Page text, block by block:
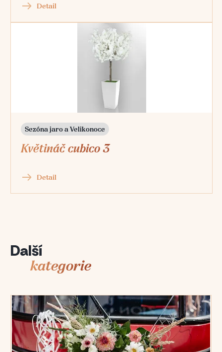
Detail
Sezóna jaro a Velikonoce
Květináč cubico 3
Detail
Další
kategorie